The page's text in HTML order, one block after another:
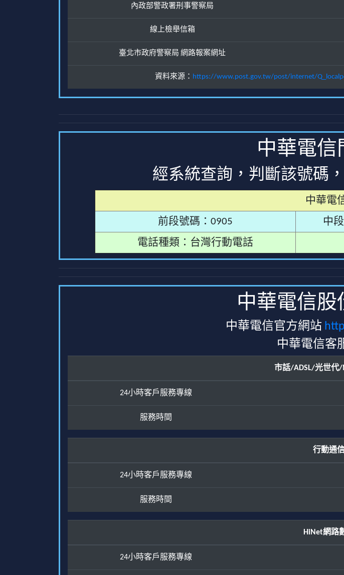
內政部警政署刑事警察局
線上檢舉信箱
臺北市政府警察局 網路報案網址
資料來源： https://www.post.gov.tw/post/internet/
中華電信
經系統查詢，判斷該號碼
中華電
前段號碼：0905
中
電話種類：台灣行動電話
中華電信股
中華電信官方網站
中華電信客
市話/ADSL/光世代
24小時客戶服務專線
服務時間
行動通
24小時客戶服務專線
服務時間
HiNet網路
24小時客戶服務專線